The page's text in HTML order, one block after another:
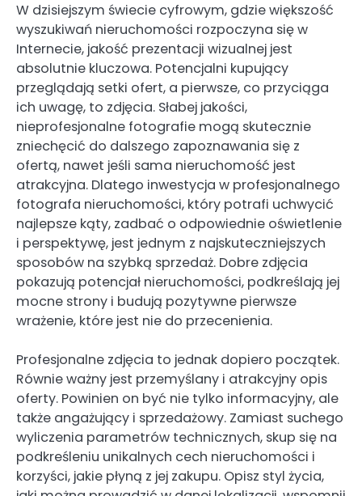
W dzisiejszym świecie cyfrowym, gdzie większość
wyszukiwań nieruchomości rozpoczyna się w
Internecie, jakość prezentacji wizualnej jest
absolutnie kluczowa. Potencjalni kupujący
przeglądają setki ofert, a pierwsze, co przyciąga
ich uwagę, to zdjęcia. Słabej jakości,
nieprofesjonalne fotografie mogą skutecznie
zniechęcić do dalszego zapoznawania się z
ofertą, nawet jeśli sama nieruchomość jest
atrakcyjna. Dlatego inwestycja w profesjonalnego
fotografa nieruchomości, który potrafi uchwycić
najlepsze kąty, zadbać o odpowiednie oświetlenie
i perspektywę, jest jednym z najskuteczniejszych
sposobów na szybką sprzedaż. Dobre zdjęcia
pokazują potencjał nieruchomości, podkreślają jej
mocne strony i budują pozytywne pierwsze
wrażenie, które jest nie do przecenienia.
Profesjonalne zdjęcia to jednak dopiero początek.
Równie ważny jest przemyślany i atrakcyjny opis
oferty. Powinien on być nie tylko informacyjny, ale
także angażujący i sprzedażowy. Zamiast suchego
wyliczenia parametrów technicznych, skup się na
podkreśleniu unikalnych cech nieruchomości i
korzyści, jakie płyną z jej zakupu. Opisz styl życia,